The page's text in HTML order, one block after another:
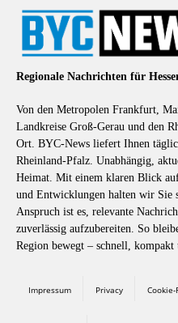
Regionale Nachrichten für
Von den Metropolen Frankfurt,
Landkreise Groß-Gerau und den
Ort. BYC-News liefert Ihnen
Rheinland-Pfalz. Unabhängig,
Heimat. Mit einem klaren Blick
und Entwicklungen halten wir Sie
Anspruch ist es, relevante
zuverlässig aufzubereiten. So
Region bewegt – schnell,
Impressum Privacy